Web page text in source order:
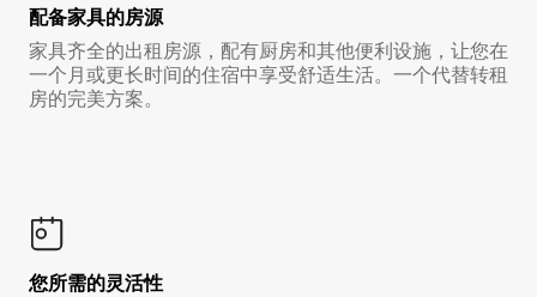
配备家具的房源
家具齐全的出租房源，配有厨房和其他便利设施，让您在
一个月或更长时间的住宿中享受舒适生活。一个代替转租
房的完美方案。
您所需的灵活性